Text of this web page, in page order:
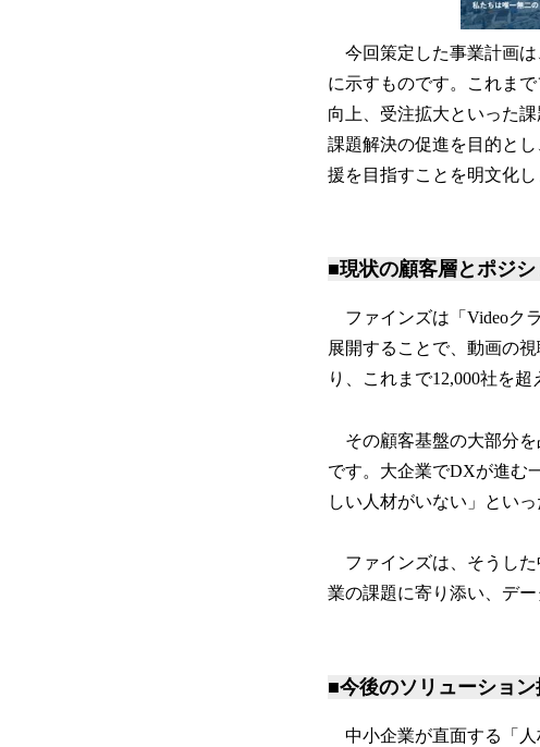
今回策定した事業計画は
に示すものです。これま
向上、受注拡大といった
課題解決の促進を目的と
援を目指すことを明文化し
■現状の顧客層とポジ
ファインズは「Videoク
展開することで、動画の
り、これまで12,000社を
その顧客基盤の大部分を
です。大企業でDXが進む
しい人材がいない」とい
ファインズは、そうした
業の課題に寄り添い、デ
■今後のソリューション
中小企業が直面する「人